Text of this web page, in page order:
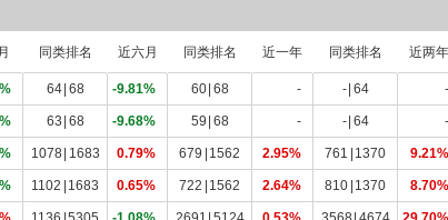
同类排名 近六月 同类排名 近一年 同类排名 近两年
64 68 -9.81% 60 68 - - 64 -
63 68 -9.68% 59 68 - - 64 -
1078 1683 0.79% 679 1562 2.95% 761 1370 9.21%
1102 1683 0.65% 722 1562 2.64% 810 1370 8.70%